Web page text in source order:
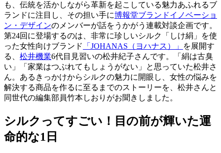
も、伝統を活かしながら革新を起こしている魅力あふれるブ
ランドに注目し、その担い手に博報堂ブランドイノベーショ
ン・デザインのメンバーが話をうかがう連載対談企画です。
第24回に登場するのは、非常に珍しいシルク「しけ絹」を使
った女性向けブランド
「JOHANAS（ヨハナス）」
を展開す
る、 松井機業6代目見習いの松井紀子さんです。「絹は古臭
い」「家業はつぶれてもしょうがない」と思っていた松井さ
ん。あるきっかけからシルクの魅力に開眼し、女性の悩みを
解決する商品を作るに至るまでのストーリーを、松井さんと
同世代の編集部員竹本しおりがお聞きしました。
シルクってすごい！目の前が輝いた運
命的な1日